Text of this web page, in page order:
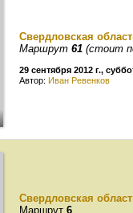
Свердловская
Маршрут 61 (стоит
29 сентября 2012 г.,
Автор: Иван Ревенков
Свердловская
Маршрут 6